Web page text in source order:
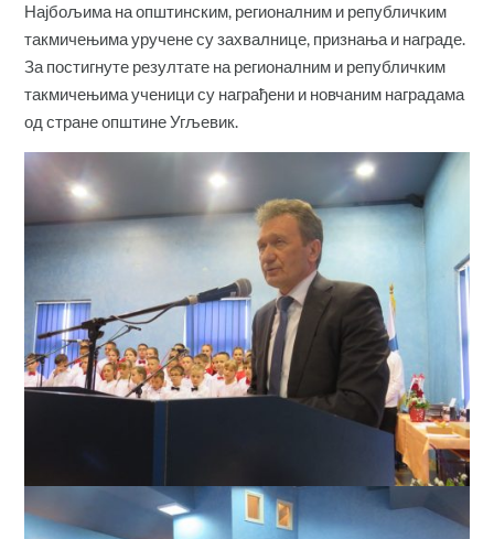
Најбољима на општинским, регионалним и републичким
такмичењима уручене су захвалнице, признања и награде.
За постигнуте резултате на регионалним и републичким
такмичењима ученици су награђени и новчаним наградама
од стране општине Угљевик.